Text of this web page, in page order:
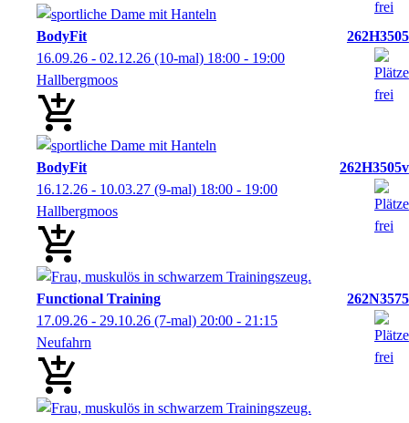
BodyFit
262H3505
16.09.26 - 02.12.26 (10-mal) 18:00 - 19:00
Hallbergmoos
BodyFit
262H3505v
16.12.26 - 10.03.27 (9-mal) 18:00 - 19:00
Hallbergmoos
Functional Training
262N3575
17.09.26 - 29.10.26 (7-mal) 20:00 - 21:15
Neufahrn